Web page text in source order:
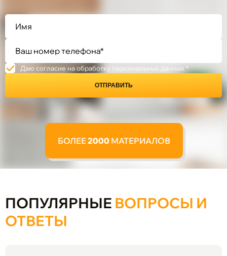
БОЛЕЕ2000 МАТЕРИАЛОВ
Даю согласие на обработку персональных данных *
ОТПРАВИТЬ
ПОПУЛЯРНЫЕ ВОПРОСЫ И
ОТВЕТЫ